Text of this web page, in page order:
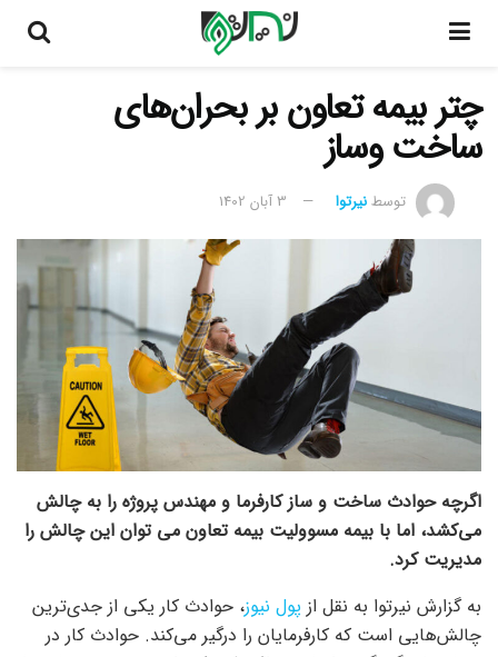
چتر بیمه تعاون بر بحران‌های
ساخت وساز
توسطنیرتوا 3 آبان 1402
اگرچه حوادث ساخت و ساز کارفرما و مهندس پروژه را به چالش
می‌کشد، اما با بیمه مسوولیت بیمه تعاون می توان این چالش را
مدیریت کرد.
به گزارش نیرتوا به نقل از پول نیوز، حوادث کار یکی از جدی‌ترین
چالش‌هایی است که کارفرمایان را درگیر می‌کند. حوادث کار در